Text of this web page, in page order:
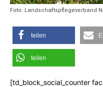
Foto: Landschaftspflegeverband
teilen
teilen
[td_block_social_counter